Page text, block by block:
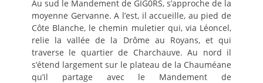
Au sud le Mandement de GIG0RS, s’approche de la
moyenne Gervanne. A l’est, il accueille, au pied de
Côte Blanche, le chemin muletier qui, via Léoncel,
relie la vallée de la Drôme au Royans, et qui
traverse le quartier de Charchauve. Au nord il
s’étend largement sur le plateau de la Chauméane
qu’il partage avec le Mandement de